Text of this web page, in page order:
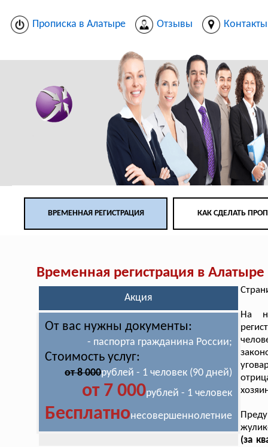
Прописка в Алатыре Отзывы Контакты
ВРЕМЕННАЯ РЕГИСТРАЦИЯ КАК СДЕЛАТЬ
Временная регистрация в Алатыре
Акция
От вас нужны документы:
- паспорта гражданина России;
Стоимость услуг:
от 8 000рублей - 1 человек (90 дней)
от 7 000рублей - 1 человек
Бесплатнонесовершеннолетние
На
(за